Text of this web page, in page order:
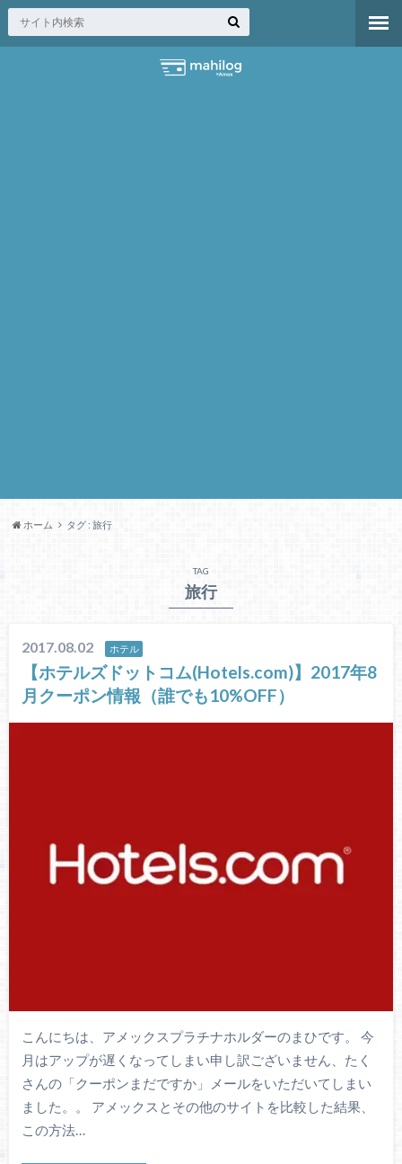
ホーム タグ : 旅行
TAG
旅行
2017.08.02 ホテル
【ホテルズドットコム(Hotels.com)】2017年8
月クーポン情報（誰でも10%OFF）
こんにちは、アメックスプラチナホルダーのまひです。 今
月はアップが遅くなってしまい申し訳ございません、たく
さんの「クーポンまだですか」メールをいただいてしまい
ました。。 アメックスとその他のサイトを比較した結果、
この方法…